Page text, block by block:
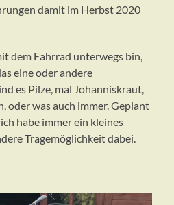
damit im Herbst 2020
dem Fahrrad unterwegs bin,
eine oder andere
es Pilze, mal Johanniskraut,
oder was auch immer. Geplant
habe immer ein kleines
Tragemöglichkeit dabei.